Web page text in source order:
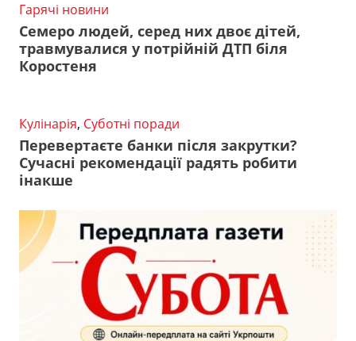
Гарячі новини
Семеро людей, серед них двоє дітей,
травмувалися у потрійній ДТП біля
Коростеня
Кулінарія, Суботні поради
Перевертаєте банки після закрутки?
Сучасні рекомендації радять робити
інакше